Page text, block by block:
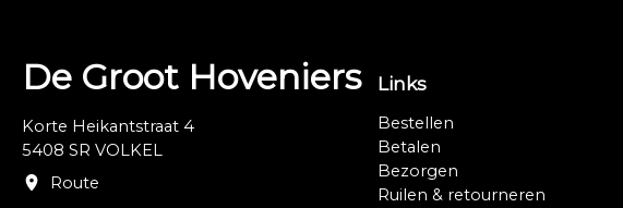
De Groot Hoveniers
Korte Heikantstraat 4
5408 SR VOLKEL
Route
Links
Bestellen
Betalen
Bezorgen
Ruilen & retourneren